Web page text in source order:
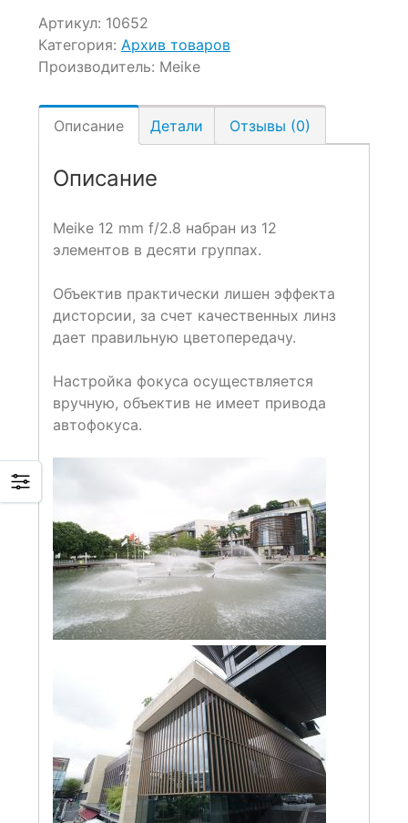
Артикул: 10652
Категория: Архив товаров
Производитель: Meike
Описание Детали Отзывы (0)
Описание
Meike 12 mm f/2.8 набран из 12
элементов в десяти группах.
Объектив практически лишен эффекта
дисторсии, за счет качественных линз
дает правильную цветопередачу.
Настройка фокуса осуществляется
вручную, объектив не имеет привода
автофокуса.